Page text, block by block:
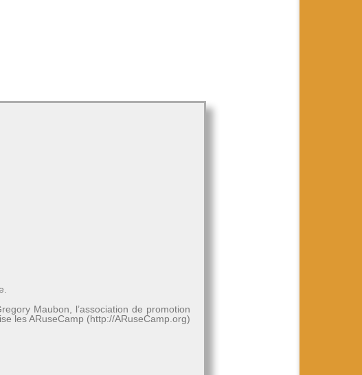
Maubon, l’association de promotion
les ARuseCamp (http://ARuseCamp.org)